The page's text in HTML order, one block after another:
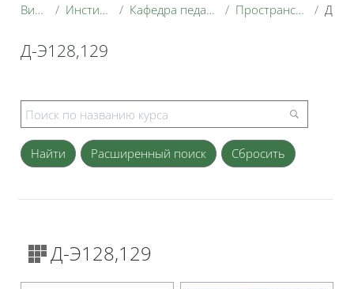
Витрина курсов 3KL Институт экономики и управления АПК Кафедра педагогики и психологии профессионального образования Пространство для создания курсов студентами (тестовое)
Д-Э128,129
Расширенный поиск
Д-Э128,129